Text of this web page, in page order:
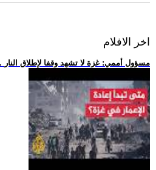
اخر الافلام
.. مسؤول أممي: غزة لا تشهد وقفا لإطلاق النار